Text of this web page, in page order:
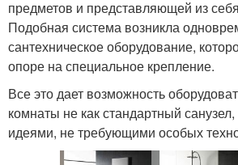
предметов и представляющей из
Подобная система возникла
сантехническое оборудование,
опоре на специальное крепление.
Все это дает возможность
комнаты не как стандартный
идеями, не требующими особых